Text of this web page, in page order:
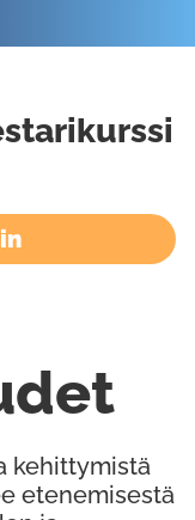
kehittymistä
etenemisestä